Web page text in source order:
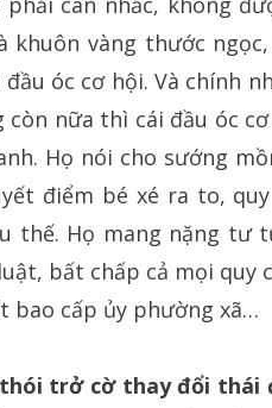
khuôn vàng thước
đầu óc cơ hội. Và chính
còn nữa thì cái đầu óc
Họ nói cho sướng
điểm bé xé ra to,
thế. Họ mang nặng tư
bất chấp cả mọi quy
bao cấp ủy phường xã…
trở cờ thay đổi